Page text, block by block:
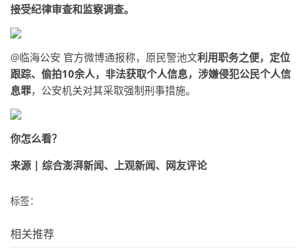
接受纪律审查和监察调查。
@临海公安 官方微博通报称，原民警池文利用职务之便，定位
跟踪、偷拍10余人，非法获取个人信息，涉嫌侵犯公民个人信
息罪，公安机关对其采取强制刑事措施。
你怎么看？
来源 | 综合澎湃新闻、上观新闻、网友评论
标签：
相关推荐